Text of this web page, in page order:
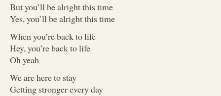
But you’ll be alright this time
Yes, you’ll be alright this time
When you’re back to life
Hey, you’re back to life
Oh yeah
We are here to stay
Getting stronger every day